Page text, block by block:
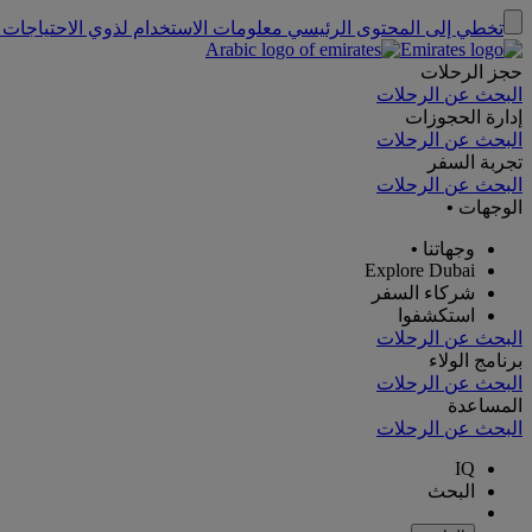
تخطي إلى المحتوى الرئيسي معلومات الاستخدام لذوي
حجز الرحلات
البحث عن الرحلات
إدارة الحجوزات
البحث عن الرحلات
تجربة السفر
البحث عن الرحلات
الوجهات •
وجهاتنا •
Explore Dubai
شركاء السفر
استكشفوا
البحث عن الرحلات
برنامج الولاء
البحث عن الرحلات
المساعدة
البحث عن الرحلات
IQ
البحث